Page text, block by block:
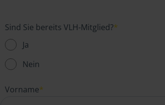
Sind Sie bereits VLH-Mitglied?*
Ja
Nein
Vorname*